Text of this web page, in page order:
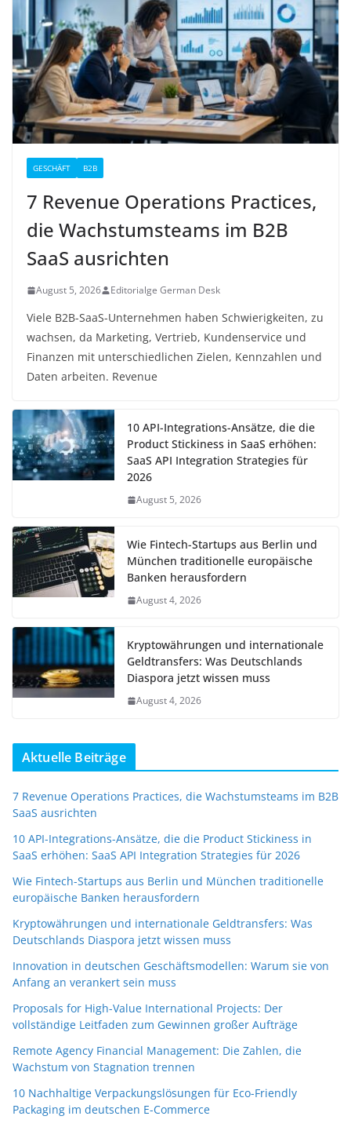
GESCHÄFT B2B
7 Revenue Operations Practices,
die Wachstumsteams im B2B
SaaS ausrichten
August 5, 2026 Editorialge German Desk
Viele B2B-SaaS-Unternehmen haben Schwierigkeiten, zu
wachsen, da Marketing, Vertrieb, Kundenservice und
Finanzen mit unterschiedlichen Zielen, Kennzahlen und
Daten arbeiten. Revenue
10 API-Integrations-Ansätze, die die
Product Stickiness in SaaS erhöhen:
SaaS API Integration Strategies für
2026
August 5, 2026
Wie Fintech-Startups aus Berlin und
München traditionelle europäische
Banken herausfordern
August 4, 2026
Kryptowährungen und internationale
Geldtransfers: Was Deutschlands
Diaspora jetzt wissen muss
August 4, 2026
Aktuelle Beiträge
7 Revenue Operations Practices, die Wachstumsteams im B2B
SaaS ausrichten
10 API-Integrations-Ansätze, die die Product Stickiness in
SaaS erhöhen: SaaS API Integration Strategies für 2026
Wie Fintech-Startups aus Berlin und München traditionelle
europäische Banken herausfordern
Kryptowährungen und internationale Geldtransfers: Was
Deutschlands Diaspora jetzt wissen muss
Innovation in deutschen Geschäftsmodellen: Warum sie von
Anfang an verankert sein muss
Proposals for High-Value International Projects: Der
vollständige Leitfaden zum Gewinnen großer Aufträge
Remote Agency Financial Management: Die Zahlen, die
Wachstum von Stagnation trennen
10 Nachhaltige Verpackungslösungen für Eco-Friendly
Packaging im deutschen E-Commerce